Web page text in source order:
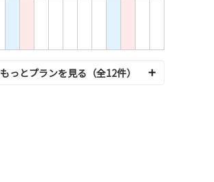
もっとプランを見る（全12件）